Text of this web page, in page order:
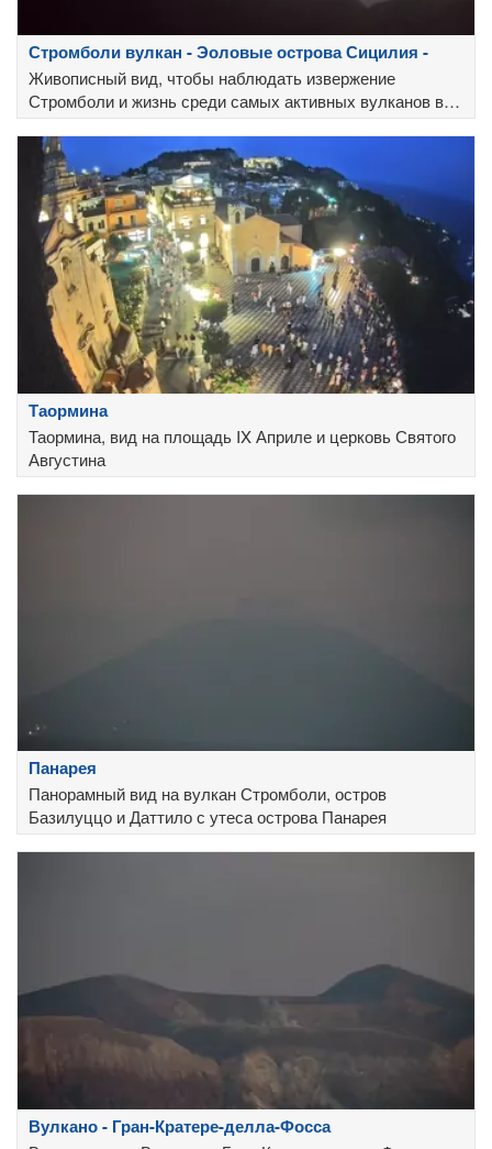
Стромболи вулкан - Эоловые острова Сицилия -
Живописный вид, чтобы наблюдать извержение
Стромболи и жизнь среди самых активных вулканов в
Европе
Таормина
Таормина, вид на площадь IX Априле и церковь Святого
Августина
Панарея
Панорамный вид на вулкан Стромболи, остров
Базилуццо и Даттило с утеса острова Панарея
Вулкано - Гран-Кратере-делла-Фосса